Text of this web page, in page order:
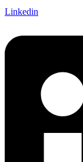
Linkedin